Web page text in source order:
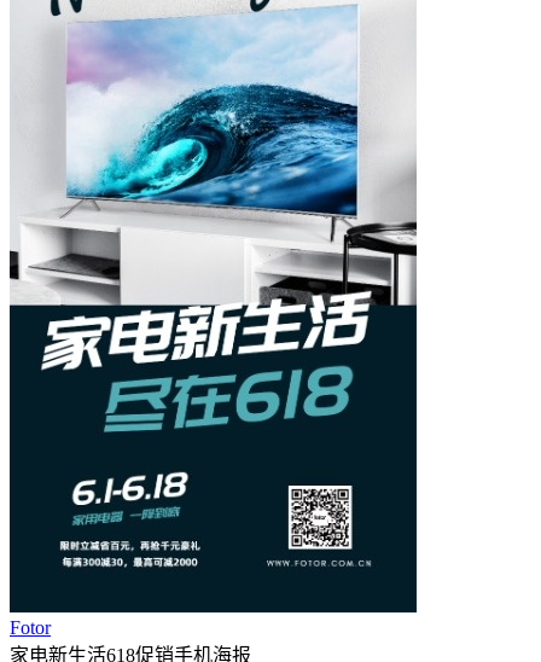
Fotor
家电新生活618促销手机海报